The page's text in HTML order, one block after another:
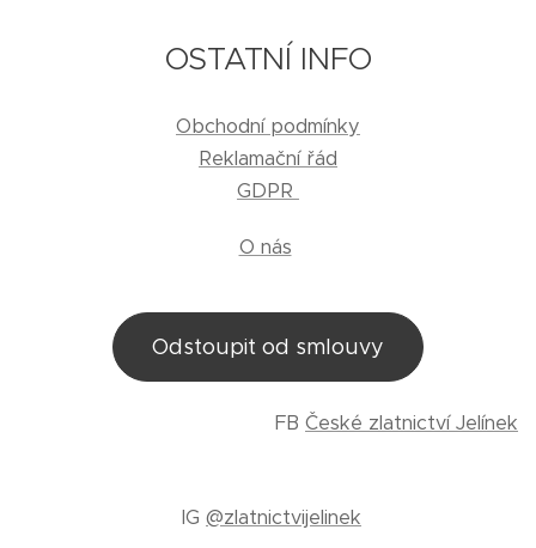
OSTATNÍ INFO
Obchodní podmínky
Reklamační řád
GDPR
O nás
Odstoupit od smlouvy
FB České zlatnictví Jelínek
IG @zlatnictvijelinek